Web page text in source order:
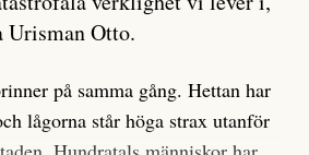
Urisman Otto.
på samma gång. Hettan har
lågorna står höga strax utanför